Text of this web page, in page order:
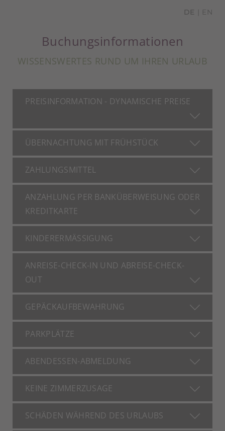
DE EN
Buchungsinformationen
WISSENSWERTES RUND UM IHREN URLAUB
PREISINFORMATION - DYNAMISCHE PREISE
ÜBERNACHTUNG MIT FRÜHSTÜCK
ZAHLUNGSMITTEL
ANZAHLUNG PER BANKÜBERWEISUNG ODER
KREDITKARTE
KINDERERMÄSSIGUNG
ANREISE-CHECK-IN UND ABREISE-CHECK-
OUT
GEPÄCKAUFBEWAHRUNG
PARKPLÄTZE
ABENDESSEN-ABMELDUNG
KEINE ZIMMERZUSAGE
SCHÄDEN WÄHREND DES URLAUBS